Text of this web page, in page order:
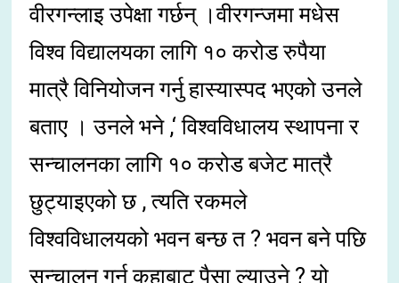
वीरगन्लाइ उपेक्षा गर्छन् ।वीरगन्जमा मधेस
विश्व विद्यालयका लागि १० करोड रुपैया
मात्रै विनियोजन गर्नु हास्यास्पद भएको उनले
बताए । उनले भने ,‘ विश्वविधालय स्थापना र
सन्चालनका लागि १० करोड बजेट मात्रै
छुट्याइएको छ , त्यति रकमले
विश्वविधालयको भवन बन्छ त ? भवन बने पछि
सन्चालन गर्न कहाबाट पैसा ल्याउने ? यो